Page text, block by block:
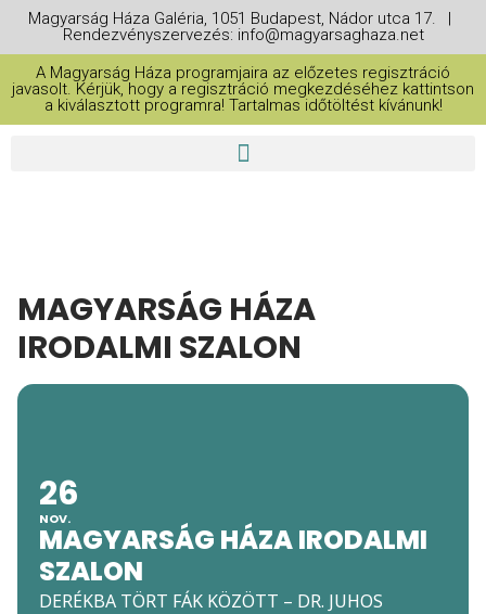
Magyarság Háza Galéria, 1051 Budapest, Nádor utca 17. |
Rendezvényszervezés: info@magyarsaghaza.net
A Magyarság Háza programjaira az előzetes regisztráció
javasolt. Kérjük, hogy a regisztráció megkezdéséhez kattintson
a kiválasztott programra! Tartalmas időtöltést kívánunk!
MAGYARSÁG HÁZA
IRODALMI SZALON
26
NOV.
MAGYARSÁG HÁZA IRODALMI
SZALON
DERÉKBA TÖRT FÁK KÖZÖTT – DR. JUHOS